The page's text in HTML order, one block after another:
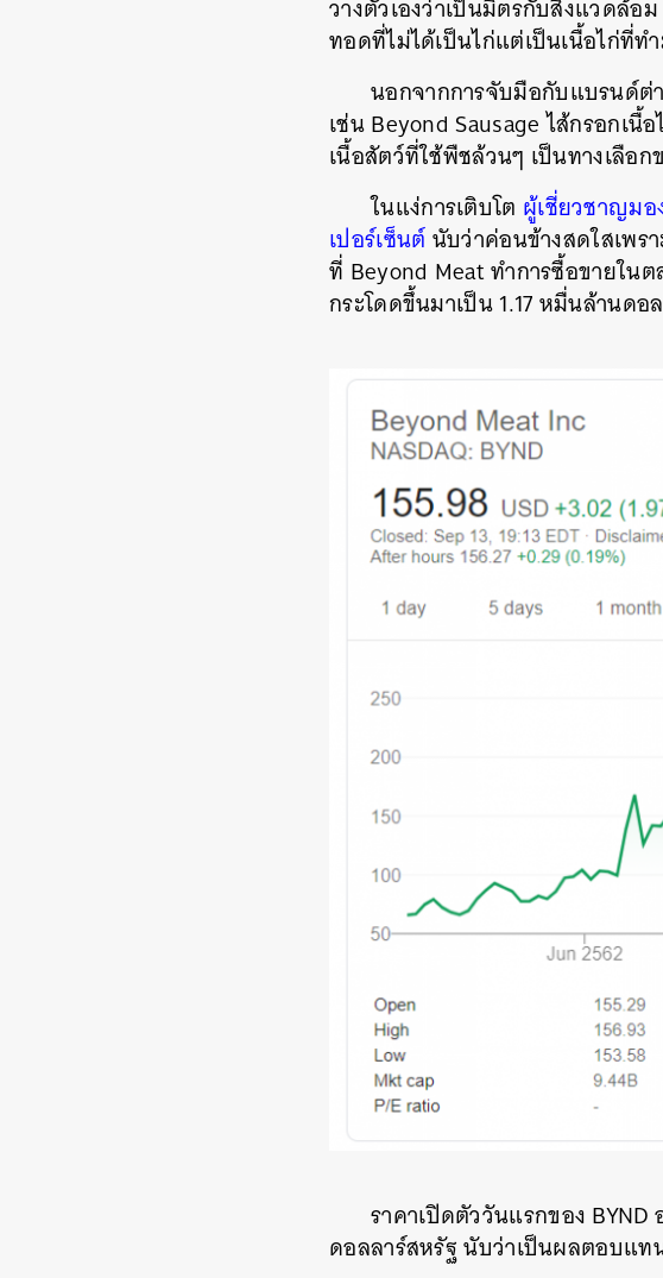
วางตัวเองว่าเป็นมิตรกับสิ่งแวดล้อ
ทอดที่ไม่ได้เป็นไก่แต่เป็นเนื้อไก่ที่
นอกจากการจับมือกับแบรนด์ต่
เช่น Beyond Sausage ไส้กรอกเนื้
เนื้อสัตว์ที่ใช้พืชล้วนๆ เป็นทางเลือ
ในแง่การเติบโต ผู้เชี่ยวชาญมอ
เปอร์เซ็นต์นับว่าค่อนข้างสดใสเพ
ที่ Beyond Meat ทำการซื้อขายใ
กระโดดขึ้นมาเป็น 1.17 หมื่นล้านด
ราคาเปิดตัววันแรกของ
ดอลลาร์สหรัฐ นับว่าเป็นผลตอบแท